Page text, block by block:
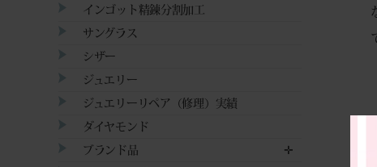
インゴット精錬分割加工
サングラス
シザー
ジュエリー
ジュエリーリペア（修理）実績
ダイヤモンド
ブランド品 ✛